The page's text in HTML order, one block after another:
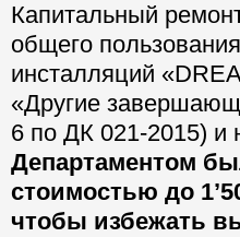
Капитальный
общего
инсталляций
«Другие
6 по ДК 021-2015) и
Департаментом
стоимостью до
чтобы избежать